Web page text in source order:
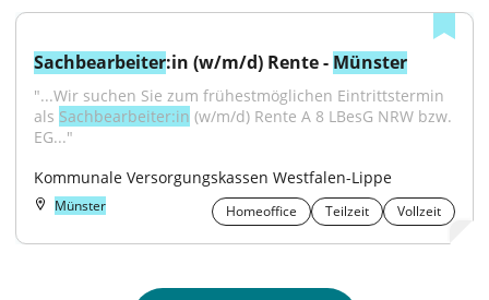
Sachbearbeiter:in (w/m/d) Rente - Münster
"...Wir suchen Sie zum frühestmöglichen Eintrittstermin
als Sachbearbeiter:in (w/m/d) Rente A 8 LBesG NRW bzw.
EG..."
Kommunale Versorgungskassen Westfalen-Lippe
Münster Homeoffice Teilzeit Vollzeit